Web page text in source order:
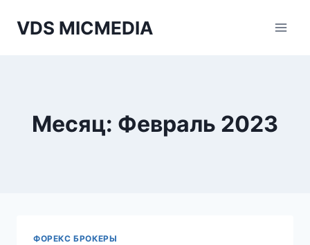
VDS MICMEDIA
Месяц: Февраль 2023
ФОРЕКС БРОКЕРЫ